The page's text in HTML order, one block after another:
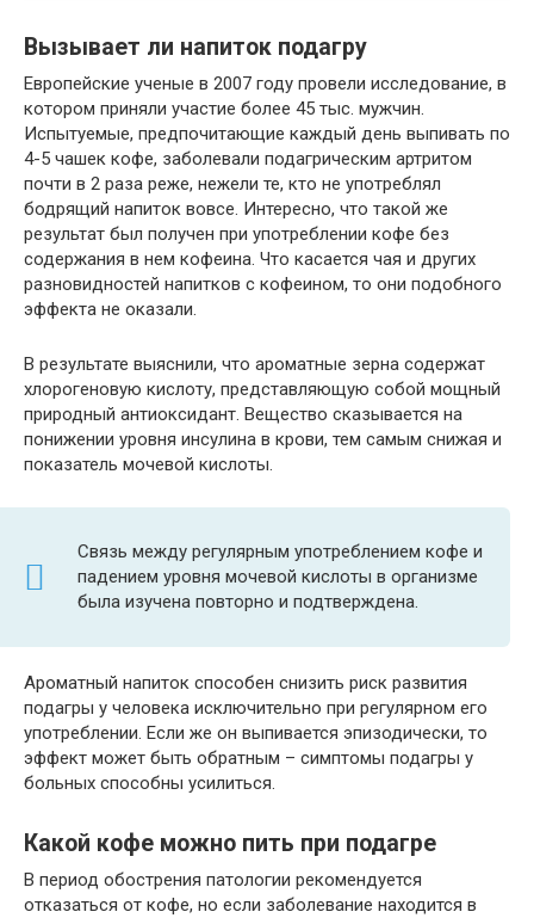
Вызывает ли напиток подагру
Европейские ученые в 2007 году провели исследование, в
котором приняли участие более 45 тыс. мужчин.
Испытуемые, предпочитающие каждый день выпивать по
4-5 чашек кофе, заболевали подагрическим артритом
почти в 2 раза реже, нежели те, кто не употреблял
бодрящий напиток вовсе. Интересно, что такой же
результат был получен при употреблении кофе без
содержания в нем кофеина. Что касается чая и других
разновидностей напитков с кофеином, то они подобного
эффекта не оказали.
В результате выяснили, что ароматные зерна содержат
хлорогеновую кислоту, представляющую собой мощный
природный антиоксидант. Вещество сказывается на
понижении уровня инсулина в крови, тем самым снижая и
показатель мочевой кислоты.
Связь между регулярным употреблением кофе и
падением уровня мочевой кислоты в организме
была изучена повторно и подтверждена.
Ароматный напиток способен снизить риск развития
подагры у человека исключительно при регулярном его
употреблении. Если же он выпивается эпизодически, то
эффект может быть обратным – симптомы подагры у
больных способны усилиться.
Какой кофе можно пить при подагре
В период обострения патологии рекомендуется
отказаться от кофе, но если заболевание находится в